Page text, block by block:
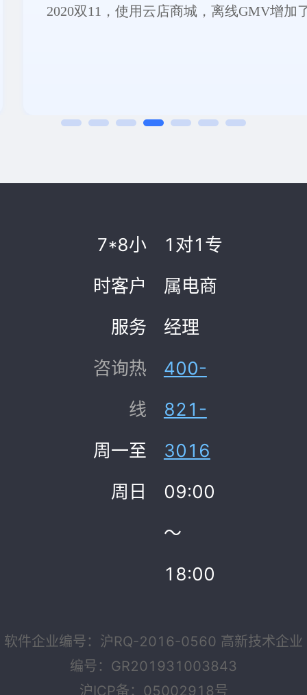
2020双11，使用云店商城，离线GMV增加
7*8小
时客户
服务
咨询热
线
周一至
周日
1对1专
属电商
经理
400-
821-
3016
09:00
～
18:00
软件企业编号：沪RQ-2016-0560 高新技术企业
编号：GR201931003843
沪ICP备：05002918号